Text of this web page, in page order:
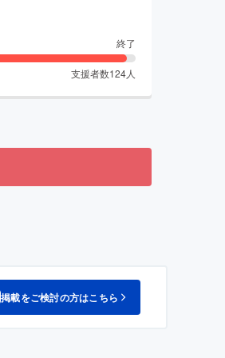
終了
支援者数124人
掲載をご検討の方はこちら